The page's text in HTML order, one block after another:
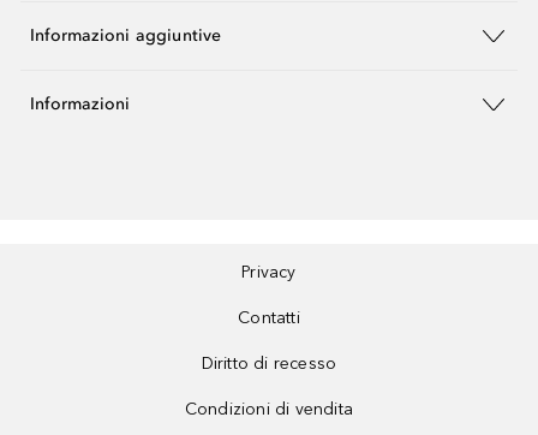
Informazioni aggiuntive
Informazioni
Privacy
Contatti
Diritto di recesso
Condizioni di vendita